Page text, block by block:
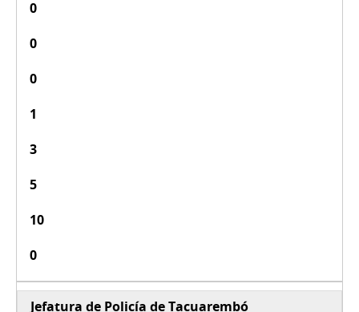
0
0
0
1
3
5
10
0
Jefatura de Policía de Tacuarembó